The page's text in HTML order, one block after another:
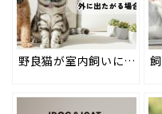
野良猫が室内飼いに慣れるまでの期間は？外に出たがる場合の対処法も